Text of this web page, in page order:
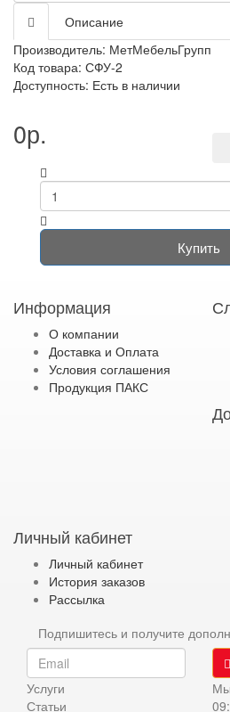
Описание
Производитель: МетМебельГрупп
Код товара: СФУ-2
Доступность: Есть в наличии
0р.
Купить
Информация
О компании
Доставка и Оплата
Условия соглашения
Продукция ПАКС
Личный кабинет
Личный кабинет
История заказов
Рассылка
Подпишитесь и получите
Услуги
Статьи